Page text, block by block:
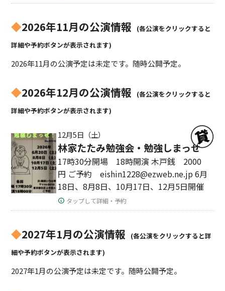
◆2026年11月の公演情報
(各公演をクリックすると
詳細や予約ボタンが表示されます)
2026年11月の公演予定は未定です。随時公開予定。
◆2026年12月の公演情報
(各公演をクリックすると
詳細や予約ボタンが表示されます)
12月5日（土）
林家たたみ勉強会・勉強しまっせ
17時30分開場 18時開演 木戸銭 2000
円 ご予約 eishin1228@ezweb.ne.jp 6月
18日、8月8日、10月17日、12月5日開催
タップして詳細・予約
◆2027年1月の公演情報
(各公演をクリックすると詳
細や予約ボタンが表示されます)
2027年1月の公演予定は未定です。随時公開予定。